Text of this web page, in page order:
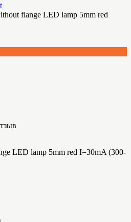
flange LED lamp 5mm red
LED lamp 5mm red I=30mA (300-